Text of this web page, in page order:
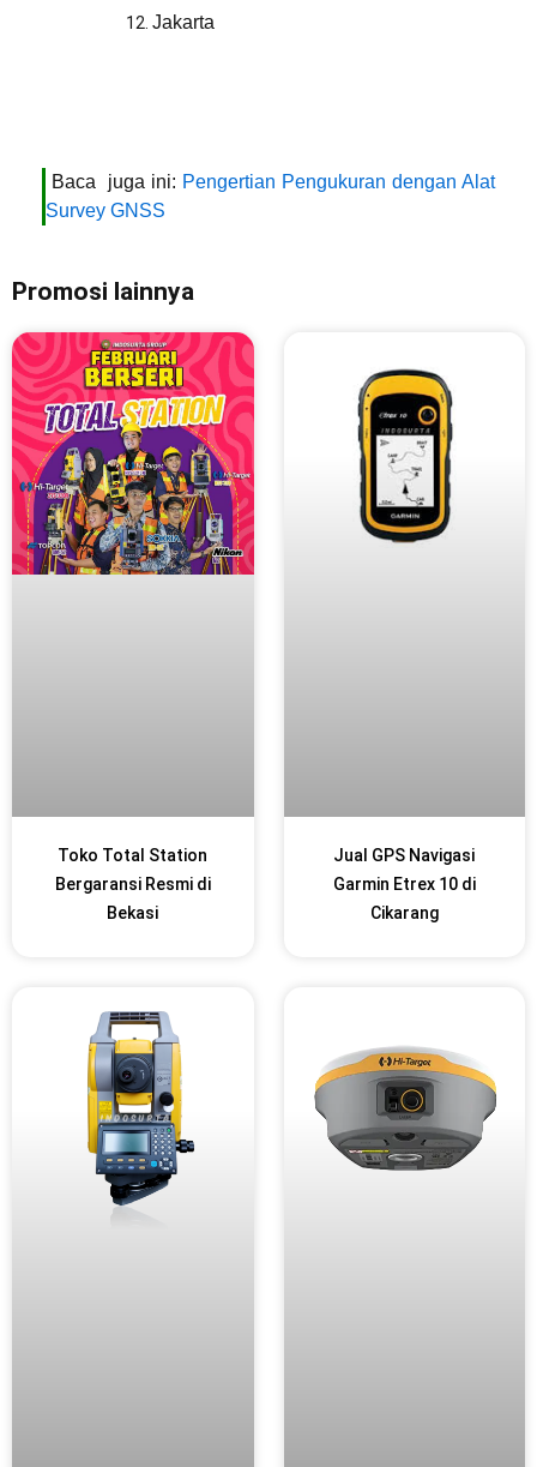
Jakarta
Baca juga ini: Pengertian Pengukuran dengan Alat
Survey GNSS
Promosi lainnya
Toko Total Station
Bergaransi Resmi di
Bekasi
Jual GPS Navigasi
Garmin Etrex 10 di
Cikarang